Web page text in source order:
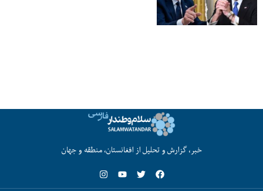
خبر، گزارش و تحلیل از افغانستان، منطقه و جهان